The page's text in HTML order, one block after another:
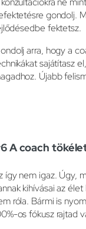
gondolj.
fektetsz.
arra, hogy a
sajátítasz
Újabb
A coach
így nem igaz. Úgy,
kihívásai az
róla. Bármi is
os fókusz rajtad